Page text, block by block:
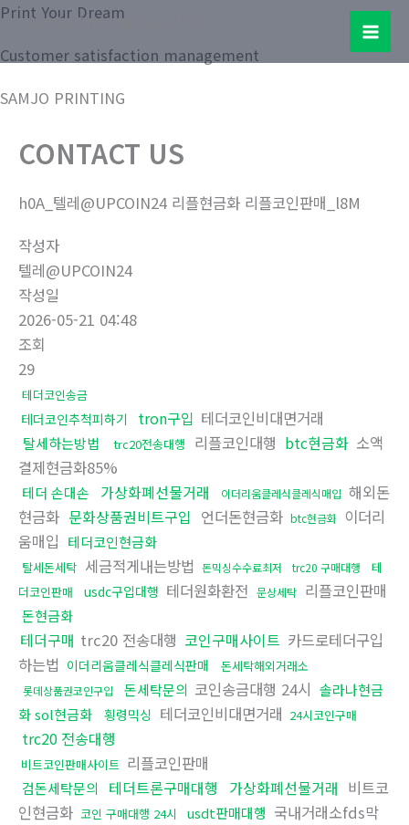
콘
츠
건
Samjo Printing Co. LTD.
Main
Print Your Dream
Customer satisfaction management
SAMJO PRINTING
CONTACT US
h0A_텔레@UPCOIN24 리플현금화 리플코인판매_l8M
작성자
텔레@UPCOIN24
작성일
2026-05-21 04:48
조회
29
테더코인송금
테더코인추척피하기 tron구입 테더코인비대면거래
탈세하는방법 trc20전송대행 리플코인대행 btc현금화 소액
결제현금화85%
테더 손대손 가상화폐선물거래 이더리움클레식클레식매입 해외돈
현금화 문화상품권비트구입 언더돈현금화 btc현금화 이더리
움매입 테더코인현금화
탈세돈세탁 세금적게내는방법 돈믹싱수수료최저 trc20 구매대행
테
더코인판매
usdc구입대행 테더원화환전 문상세탁 리플코인판매
돈현금화
테더구매 trc20 전송대행 코인구매사이트 카드로테더구입
하는법 이더리움클레식클레식판매 돈세탁해외거래소
롯데상품권코인구입 돈세탁문의 코인송금대행 24시 솔라나현금
화 sol현금화
횡령믹싱 테더코인비대면거래 24시코인구매
trc20 전송대행
비트코인판매사이트 리플코인판매
검돈세탁문의 테더트론구매대행 가상화폐선물거래 비트코
인현금화 코인 구매대행 24시 usdt판매대행 국내거래소fds막